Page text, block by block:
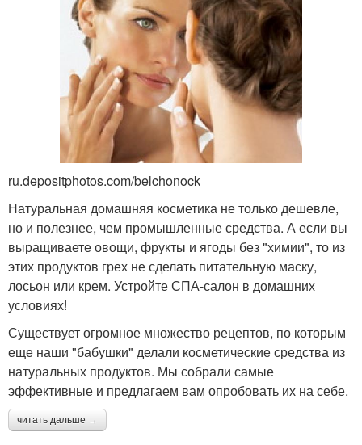
ru.depositphotos.com/belchonock
Натуральная домашняя косметика не только дешевле,
но и полезнее, чем промышленные средства. А если вы
выращиваете овощи, фрукты и ягоды без "химии", то из
этих продуктов грех не сделать питательную маску,
лосьон или крем. Устройте СПА-салон в домашних
условиях!
Существует огромное множество рецептов, по которым
еще наши "бабушки" делали косметические средства из
натуральных продуктов. Мы собрали самые
эффективные и предлагаем вам опробовать их на себе.
читать дальше →